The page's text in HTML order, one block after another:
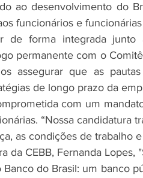
ao desenvolvimento do
funcionários e
permanente com o
assegurar que as
de longo prazo da
“Nossa candidatura
as condições de trabalho
da CEBB, Fernanda
do Brasil: um banco